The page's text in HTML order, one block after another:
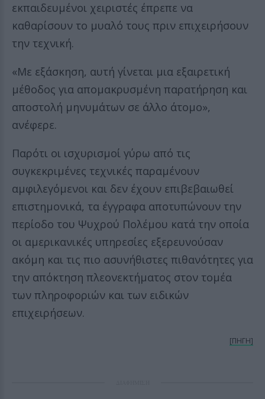
εκπαιδευμένοι χειριστές έπρεπε να
καθαρίσουν το μυαλό τους πριν επιχειρήσουν
την τεχνική.
«Με εξάσκηση, αυτή γίνεται μια εξαιρετική
μέθοδος για απομακρυσμένη παρατήρηση και
αποστολή μηνυμάτων σε άλλο άτομο»,
ανέφερε.
Παρότι οι ισχυρισμοί γύρω από τις
συγκεκριμένες τεχνικές παραμένουν
αμφιλεγόμενοι και δεν έχουν επιβεβαιωθεί
επιστημονικά, τα έγγραφα αποτυπώνουν την
περίοδο του Ψυχρού Πολέμου κατά την οποία
οι αμερικανικές υπηρεσίες εξερευνούσαν
ακόμη και τις πιο ασυνήθιστες πιθανότητες για
την απόκτηση πλεονεκτήματος στον τομέα
των πληροφοριών και των ειδικών
επιχειρήσεων.
[ΠΗΓΗ]